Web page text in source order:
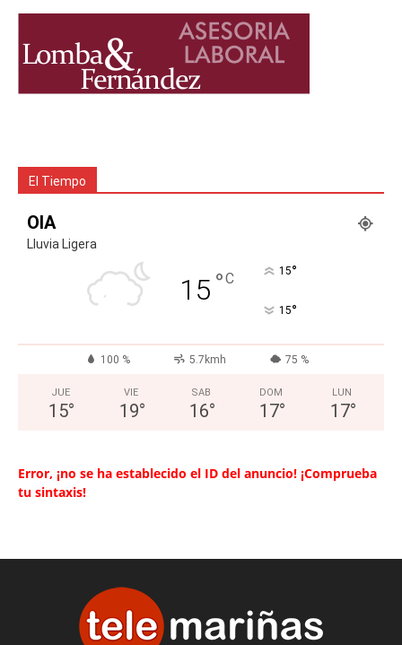
El Tiempo
OIA
Lluvia Ligera
15 °C 15°
15°
100 % 5.7kmh 75 %
JUE
15°
VIE
19°
SAB
16°
DOM
17°
LUN
17°
Error, ¡no se ha establecido el ID del anuncio! ¡Comprueba
tu sintaxis!